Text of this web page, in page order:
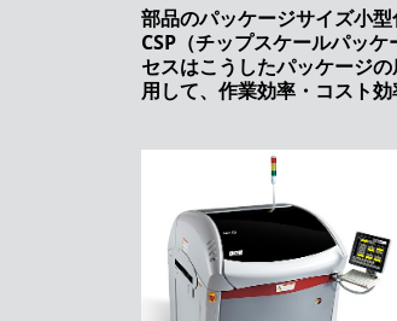
Dr. Martin Kruessmann 氏が COO
チームに加わりました
ASMPTは、将来に向けSMTソリュ
デジタルトランスフォーメーショ
ASMPTの新しいはんだペースト印
軟性を実現
ASMPT、グローバルなブランド再
部品のパッケージサイズ小
CSP（チップスケールパッ
セスはこうしたパッケージ
用して、作業効率・コスト